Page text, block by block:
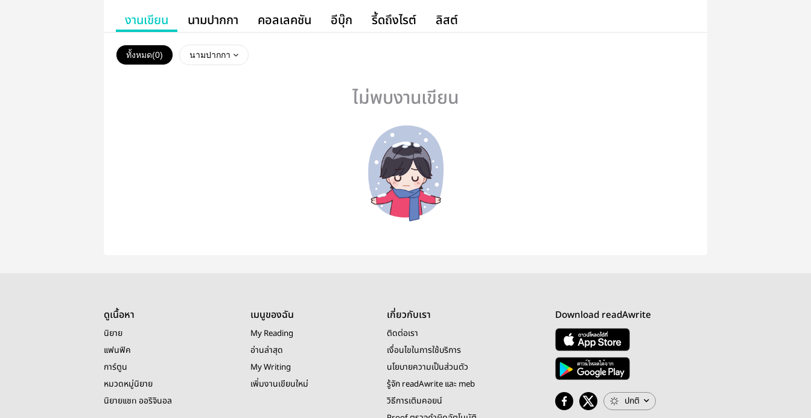
งานเขียน นามปากกา คอลเลคชัน อีบุ๊ก รี้ดถึงไรต์ ลิสต์
ทั้งหมด(0) นามปากกา
ไม่พบงานเขียน
ดูเนื้อหา
นิยาย
แฟนฟิค
การ์ตูน
หมวดหมู่นิยาย
นิยายแชท ออริจินอล
เมนูของฉัน
My Reading
อ่านล่าสุด
My Writing
เพิ่มงานเขียนใหม่
เกี่ยวกับเรา
ติดต่อเรา
เงื่อนไขในการใช้บริการ
นโยบายความเป็นส่วนตัว
รู้จัก readAwrite และ meb
วิธีการเติมคอยน์
Download readAwrite
ปกติ